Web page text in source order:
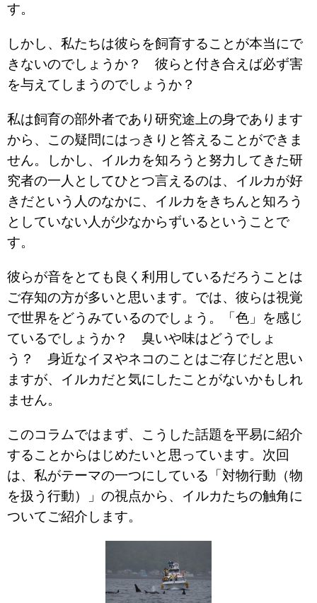
す。
しかし、私たちは彼らを飼育することが本当にで
きないのでしょうか？ 彼らと付き合えば必ず害
を与えてしまうのでしょうか？
私は飼育の部外者であり研究途上の身であります
から、この疑問にはっきりと答えることができま
せん。しかし、イルカを知ろうと努力してきた研
究者の一人としてひとつ言えるのは、イルカが好
きだという人のなかに、イルカをきちんと知ろう
としていない人が少なからずいるということで
す。
彼らが音をとても良く利用しているだろうことは
ご存知の方が多いと思います。では、彼らは視覚
で世界をどうみているのでしょう。「色」を感じ
ているでしょうか？ 臭いや味はどうでしょ
う？ 身近なイヌやネコのことはご存じだと思い
ますが、イルカだと気にしたことがないかもしれ
ません。
このコラムではまず、こうした話題を平易に紹介
することからはじめたいと思っています。次回
は、私がテーマの一つにしている「対物行動（物
を扱う行動）」の視点から、イルカたちの触角に
ついてご紹介します。